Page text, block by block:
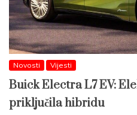
Novosti Vijesti
Buick Electra L7 EV:
priključila hibridu